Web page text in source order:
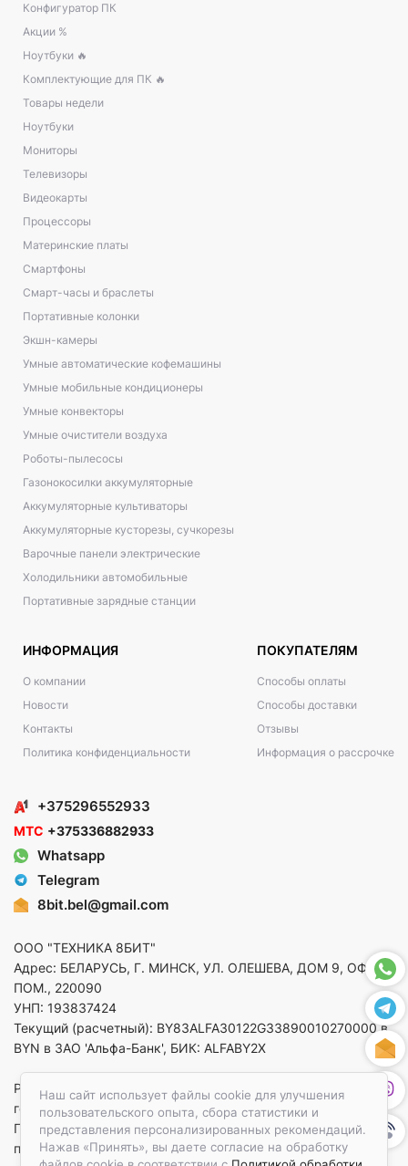
Наш сайт использует файлы cookie для улучшения
пользовательского опыта, сбора статистики и
представления персонализированных рекомендаций.
Нажав «Принять», вы даете согласие на обработку
Конфигуратор ПК
Акции %
Ноутбуки 🔥
Комплектующие для ПК 🔥
Товары недели
Ноутбуки
Мониторы
Телевизоры
Видеокарты
Процессоры
Материнские платы
Смартфоны
Смарт-часы и браслеты
Портативные колонки
Экшн-камеры
Умные автоматические кофемашины
Умные мобильные кондиционеры
Умные конвекторы
Умные очистители воздуха
Роботы-пылесосы
Газонокосилки аккумуляторные
Аккумуляторные культиваторы
Аккумуляторные кусторезы, сучкорезы
Варочные панели электрические
Холодильники автомобильные
Портативные зарядные станции
ИНФОРМАЦИЯ
О компании
Новости
Контакты
Политика конфиденциальности
ПОКУПАТЕЛЯМ
Способы оплаты
Способы доставки
Отзывы
Информация о рассрочке
+375296552933
МТС +375336882933
Whatsapp
Telegram
8bit.bel@gmail.com
ООО "ТЕХНИКА 8БИТ"
Адрес: БЕЛАРУСЬ, Г. МИНСК, УЛ. ОЛЕШЕВА, ДОМ 9, ОФ. 5,
ПОМ., 220090
УНП: 193837424
Текущий (расчетный): BY83ALFA30122G33890010270000 в
BYN в ЗАО 'Альфа-Банк', БИК: ALFABY2X
Регистрация в торговом реестре от 14.08.2025 Минский
горисполком
По вопросам защиты прав потребителей
приемная:+375173783412